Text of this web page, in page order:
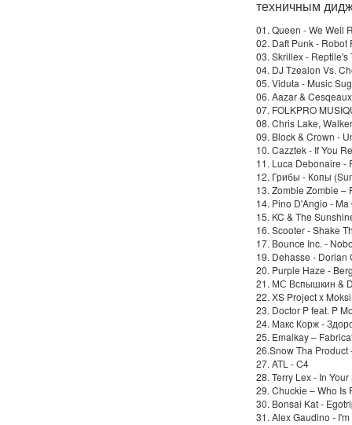
техничным
01. Queen - We Well
02. Daft Punk - Robot
03. Skrillex - Reptile's
04. DJ Tzealon Vs.
05. Viduta - Music
06. Aazar &
07. FOLKPRO
08. Chris Lake,
09. Block & Crown -
10. Cazztek - If You
11. Luca Debonaire -
12. Грибы - Копы
13. Zombie Zombie –
14. Pino D'Angio -
15. KC & The
16. Scooter - Shake
17. Bounce Inc. -
19. Dehasse - Dorian
20. Purple Haze -
21. МС Вспышкин &
22. XS Project x
23. Doctor P feat. P
24. Макс Корж -
25. Emalkay –
26.Snow Tha Product
27. ATL - C4
28. Terry Lex - In Your
29. Chuckie – Who Is
30. Bonsai Kat -
31. Alex Gaudino - I'm